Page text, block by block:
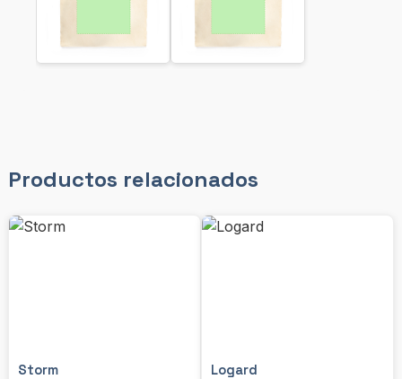
Productos relacionados
Storm Logard